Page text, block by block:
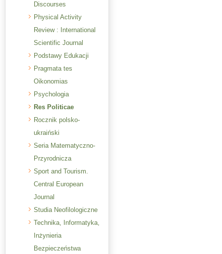
Discourses
Physical Activity
Review : International
Scientific Journal
Podstawy Edukacji
Pragmata tes
Oikonomias
Psychologia
Res Politicae
Rocznik polsko-
ukraiński
Seria Matematyczno-
Przyrodnicza
Sport and Tourism.
Central European
Journal
Studia Neofilologiczne
Technika, Informatyka,
Inżynieria
Bezpieczeństwa